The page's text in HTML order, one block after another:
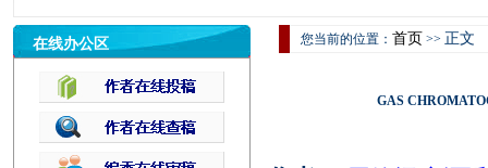
在线办公区 您当前的位置： 首页 >> 正文
GAS